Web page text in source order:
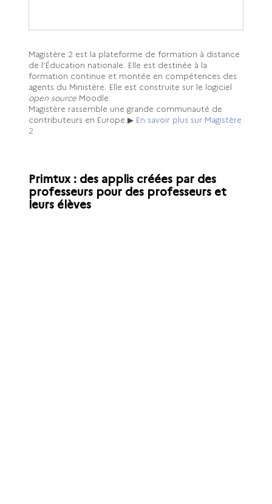
Magistère 2 est la plateforme de formation à distance
de l’Éducation nationale. Elle est destinée à la
formation continue et montée en compétences des
agents du Ministère. Elle est construite sur le logiciel
open source Moodle.
Magistère rassemble une grande communauté de
contributeurs en Europe.▶ En savoir plus sur Magistère
2
Primtux : des applis créées par des
professeurs pour des professeurs et
leurs élèves